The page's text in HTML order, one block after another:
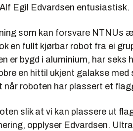
Egil Edvardsen entusiastisk.
som kan forsvare NTNUs
en fullt kjørbar robot fra ei
er bygd i aluminium, har seks
en hittil ukjent galakse med
når roboten har plassert et
slik at vi kan plassere ut
opplyser Edvardsen.